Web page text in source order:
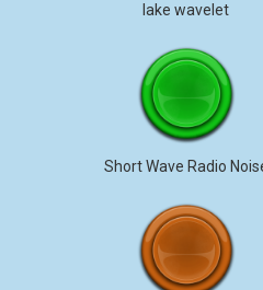
lake wavelet
Short Wave Radio